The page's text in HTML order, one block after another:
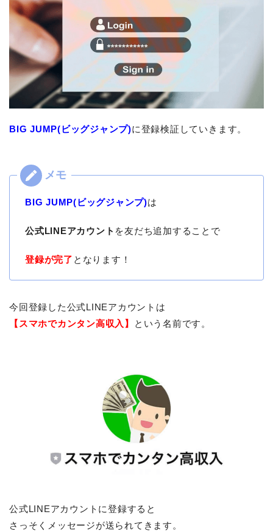
BIG JUMP(ビッグジャンプ)に登録検証していきます。
BIG JUMP(ビッグジャンプ)は
公式LINEアカウント を友だち追加することで
登録が完了 となります！
今回登録した公式LINEアカウントは
【スマホでカンタン高収入】
という名前です。
公式LINEアカウントに登録すると
さっそくメッセージが送られてきます。